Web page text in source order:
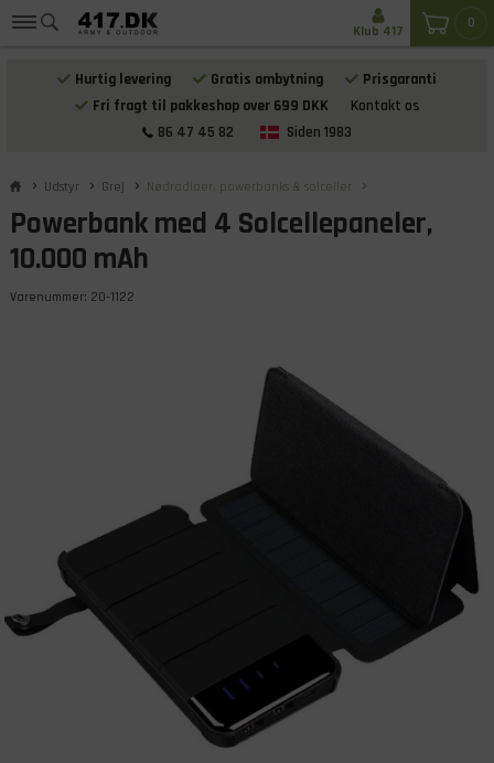
Hurtig levering Gratis ombytning
Prisgaranti
Fri fragt til pakkeshop over 699 DKK
Kontakt os
86 47 45 82
Siden 1983
0
Klub 417
Udstyr Grej Nødradioer, powerbanks & solceller
Powerbank med 4 Solcellepaneler,
10.000 mAh
Varenummer: 20-1122